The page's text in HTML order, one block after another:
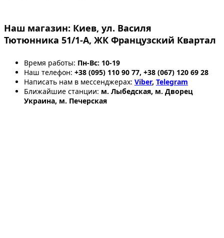
Наш магазин: Киев, ул. Василя
Тютюнника 51/1-А, ЖК Французский Квартал
Время работы: Пн-Вс: 10-19
Наш телефон: +38 (095) 110 90 77, +38 (067) 120 69 28
Написать нам в мессенджерах: Viber, Telegram
Ближайшие станции: м. Лыбедская, м. Дворец
Украина, м. Печерская